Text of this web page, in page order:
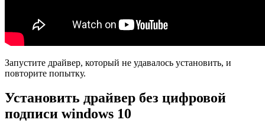
Запустите драйвер, который не удавалось установить, и
повторите попытку.
Установить драйвер без цифровой
подписи windows 10